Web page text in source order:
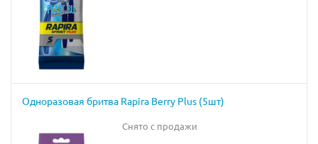
Одноразовая бритва Rapira Berry Plus (5шт)
Снято с продажи